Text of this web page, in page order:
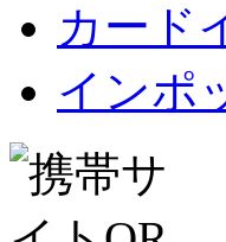
カード
インポ